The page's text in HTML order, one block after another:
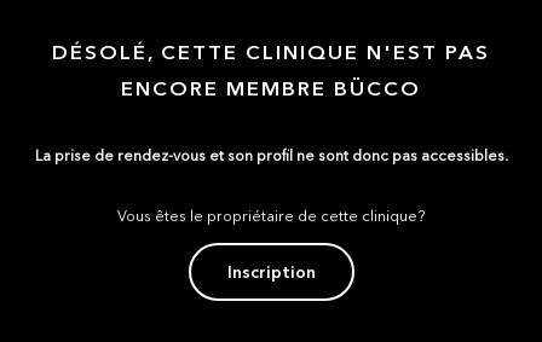
DÉSOLÉ, CETTE CLINIQUE N'EST PAS
ENCORE MEMBRE BÜCCO
La prise de rendez-vous et son profil ne sont donc pas accessibles.
Vous êtes le propriétaire de cette clinique?
Inscription